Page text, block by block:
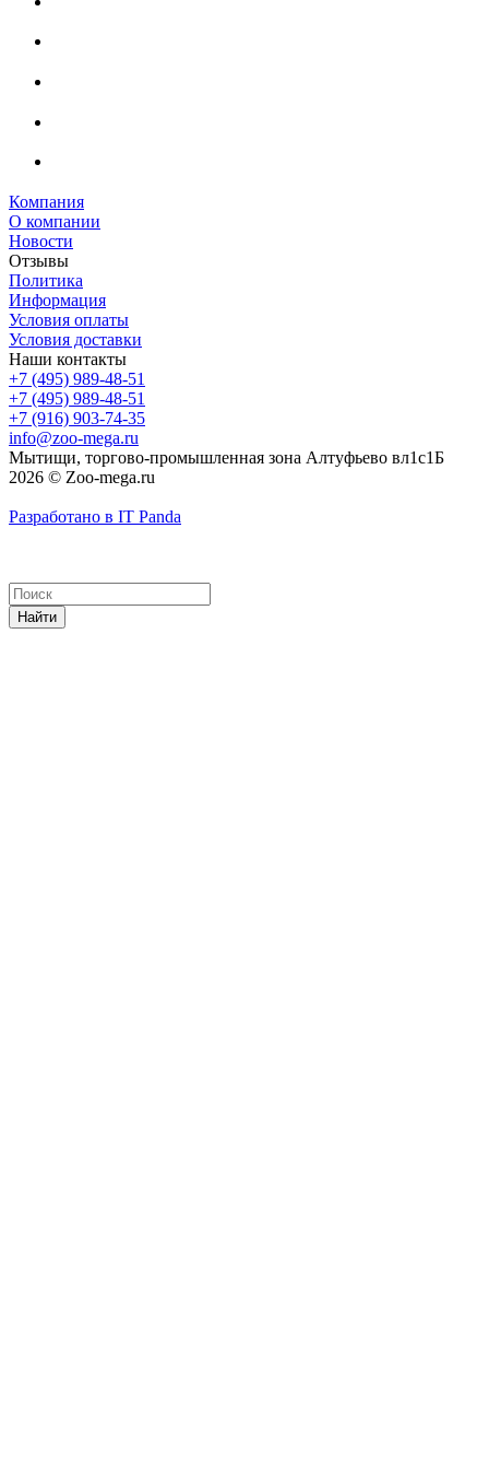
Компания
О компании
Новости
Отзывы
Политика
Информация
Условия оплаты
Условия доставки
Наши контакты
+7 (495) 989-48-51
+7 (495) 989-48-51
+7 (916) 903-74-35
info@zoo-mega.ru
Мытищи, торгово-промышленная зона Алтуфьево вл1с1Б
2026 © Zoo-mega.ru
Разработано в IT Panda
Найти